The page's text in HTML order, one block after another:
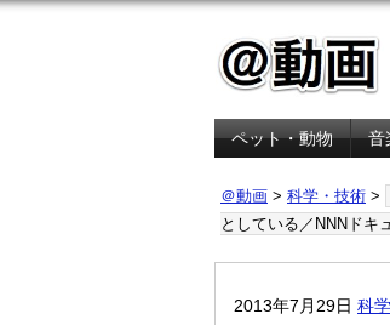
ペット・動物 音
＠動画 > 科学・技術 >
としている／NNNドキ
2013年7月29日 科